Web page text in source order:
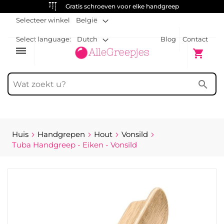
Gratis schroeven voor elke handgreep
Blog Contact
Selecteer winkel België
Select language: Dutch
dehaze shopping_cart
search
Huis Handgrepen Hout
Vonsild
Tuba Handgreep - Eiken - Vonsild